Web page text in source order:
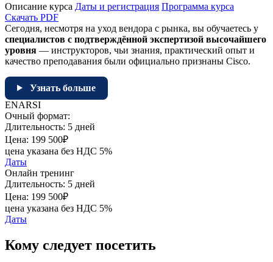
Описание курса Даты и регистрация Программа курса
Скачать PDF
Сегодня, несмотря на уход вендора с рынка, вы обучаетесь у
специалистов с подтверждённой экспертизой высочайшего
уровня — инструкторов, чьи знания, практический опыт и
качество преподавания были официально признаны Cisco.
Узнать больше
ENARSI
Очный формат:
Длительность: 5 дней
Цена: 199 500₽
цена указана без НДС 5%
Даты
Онлайн тренинг
Длительность: 5 дней
Цена: 199 500₽
цена указана без НДС 5%
Даты
Кому следует посетить